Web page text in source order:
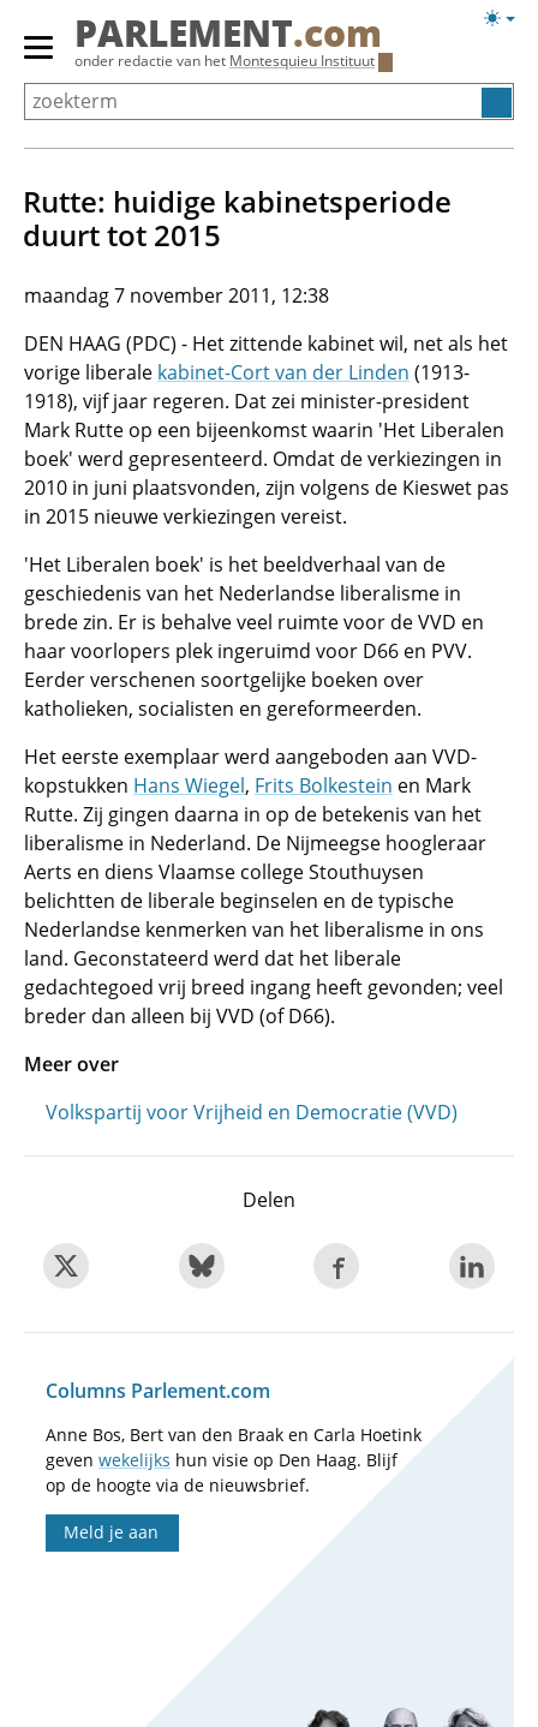
Overslaan
Primair
menu
tonen/verbergen
PARLEMENT.com
onder redactie van het Montesquieu Instituut
Rutte: huidige kabinetsperiode
duurt tot 2015
maandag 7 november 2011, 12:38
DEN HAAG (PDC) - Het zittende kabinet wil, net als het
vorige liberale kabinet-Cort van der Linden (1913-
1918), vijf jaar regeren. Dat zei minister-president
Mark Rutte op een bijeenkomst waarin 'Het Liberalen
boek' werd gepresenteerd. Omdat de verkiezingen in
2010 in juni plaatsvonden, zijn volgens de Kieswet pas
in 2015 nieuwe verkiezingen vereist.
'Het Liberalen boek' is het beeldverhaal van de
geschiedenis van het Nederlandse liberalisme in
brede zin. Er is behalve veel ruimte voor de VVD en
haar voorlopers plek ingeruimd voor D66 en PVV.
Eerder verschenen soortgelijke boeken over
katholieken, socialisten en gereformeerden.
Het eerste exemplaar werd aangeboden aan VVD-
kopstukken Hans Wiegel, Frits Bolkestein en Mark
Rutte. Zij gingen daarna in op de betekenis van het
liberalisme in Nederland. De Nijmeegse hoogleraar
Aerts en diens Vlaamse college Stouthuysen
belichtten de liberale beginselen en de typische
Nederlandse kenmerken van het liberalisme in ons
land. Geconstateerd werd dat het liberale
gedachtegoed vrij breed ingang heeft gevonden; veel
breder dan alleen bij VVD (of D66).
Meer over
Volkspartij voor Vrijheid en Democratie (VVD)
Delen
Columns Parlement.com
Anne Bos, Bert van den Braak en Carla Hoetink
geven wekelijks hun visie op Den Haag. Blijf
op de hoogte via de nieuwsbrief.
Meld je aan